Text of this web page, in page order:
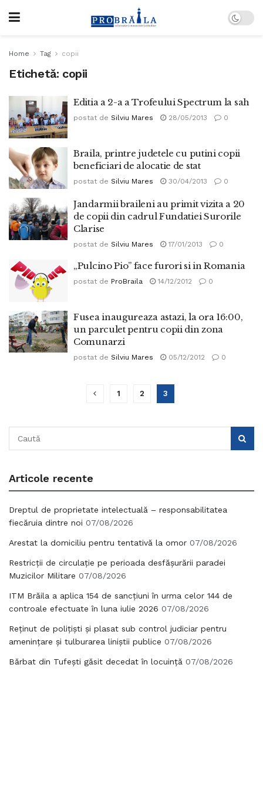
Home Tag copii
Etichetă: copii
Editia a 2-a a Trofeului Spectrum la sah
postat de Silviu Mares 28/05/2013 0
Braila, printre judetele cu putini copii
beneficiari de alocatie de stat
postat de Silviu Mares 30/04/2013 0
Jandarmii braileni au primit vizita a 20
de copii din cadrul Fundatiei Surorile
Clarise
postat de Silviu Mares 17/01/2013 0
„Pulcino Pio” face furori si in Romania
postat de ProBraila 14/12/2012 0
Fusea inaugureaza astazi, la ora 16:00,
un parculet pentru copii din zona
Comunarzi
postat de Silviu Mares 05/12/2012 0
1 2 3
Articole recente
Dreptul de proprietate intelectuală – responsabilitatea
fiecăruia dintre noi 07/08/2026
Arestat la domiciliu pentru tentativă la omor 07/08/2026
Restricții de circulație pe perioada desfășurării paradei
Muzicilor Militare 07/08/2026
ITM Brăila a aplica 154 de sancțiuni în urma celor 144 de
controale efectuate în luna iulie 2026 07/08/2026
Reținut de polițiști și plasat sub control judiciar pentru
amenințare și tulburarea liniștii publice 07/08/2026
Bărbat din Tufești găsit decedat în locuință 07/08/2026